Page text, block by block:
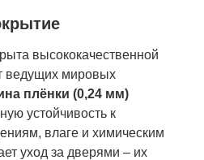
высококачественной
ведущих мировых
плёнки (0,24 мм)
устойчивость к
влаге и химическим
уход за дверями – их